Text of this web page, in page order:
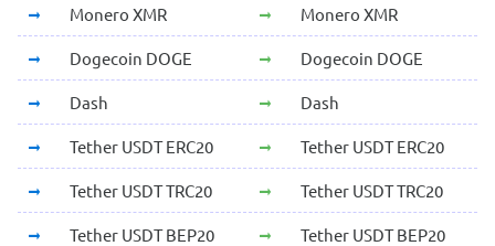
Monero XMR Monero XMR
Dogecoin DOGE Dogecoin DOGE
Dash Dash
Tether USDT ERC20 Tether USDT ERC20
Tether USDT TRC20 Tether USDT TRC20
Tether USDT BEP20 Tether USDT BEP20